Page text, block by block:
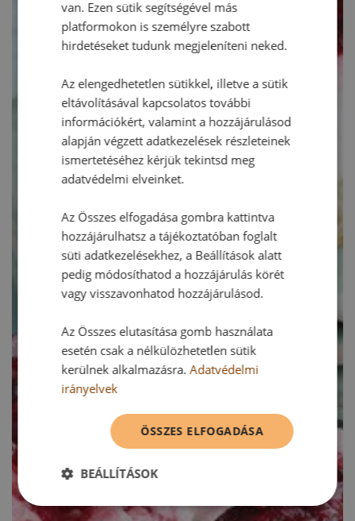
van. Ezen sütik segítségével más
platformokon is személyre szabott
hirdetéseket tudunk megjeleníteni neked.
Az elengedhetetlen sütikkel, illetve a sütik
eltávolításával kapcsolatos további
információkért, valamint a hozzájárulásod
alapján végzett adatkezelések részleteinek
ismertetéséhez kérjük tekintsd meg
adatvédelmi elveinket.
Az Összes elfogadása gombra kattintva
hozzájárulhatsz a tájékoztatóban foglalt
süti adatkezelésekhez, a Beállítások alatt
pedig módosíthatod a hozzájárulás körét
vagy visszavonhatod hozzájárulásod.
Az Összes elutasítása gomb használata
esetén csak a nélkülözhetetlen sütik
kerülnek alkalmazásra.Adatvédelmi
irányelvek
ÖSSZES ELFOGADÁSA
BEÁLLÍTÁSOK